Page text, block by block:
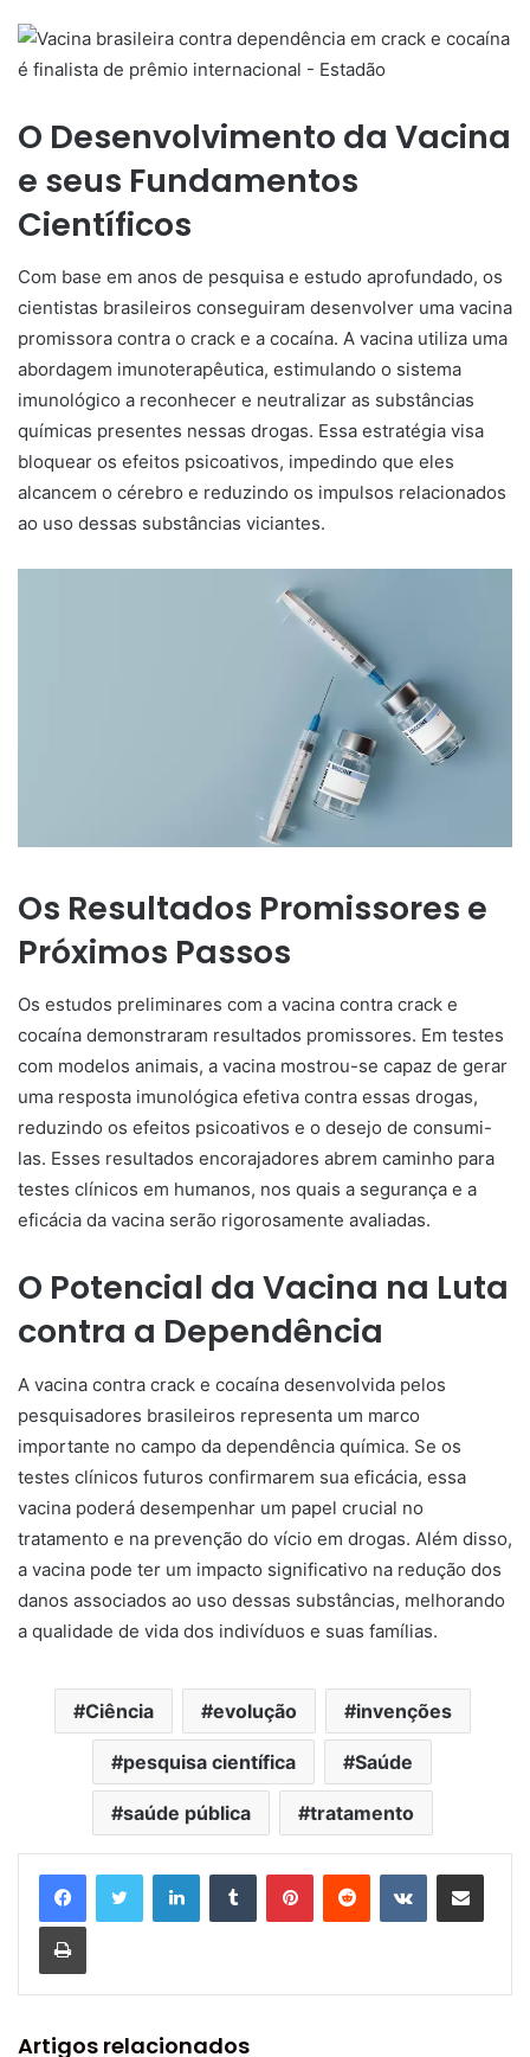
O Desenvolvimento da Vacina
e seus Fundamentos
Científicos
Com base em anos de pesquisa e estudo aprofundado, os
cientistas brasileiros conseguiram desenvolver uma vacina
promissora contra o crack e a cocaína. A vacina utiliza uma
abordagem imunoterapêutica, estimulando o sistema
imunológico a reconhecer e neutralizar as substâncias
químicas presentes nessas drogas. Essa estratégia visa
bloquear os efeitos psicoativos, impedindo que eles
alcancem o cérebro e reduzindo os impulsos relacionados
ao uso dessas substâncias viciantes.
Os Resultados Promissores e
Próximos Passos
Os estudos preliminares com a vacina contra crack e
cocaína demonstraram resultados promissores. Em testes
com modelos animais, a vacina mostrou-se capaz de gerar
uma resposta imunológica efetiva contra essas drogas,
reduzindo os efeitos psicoativos e o desejo de consumi-
las. Esses resultados encorajadores abrem caminho para
testes clínicos em humanos, nos quais a segurança e a
eficácia da vacina serão rigorosamente avaliadas.
O Potencial da Vacina na Luta
contra a Dependência
A vacina contra crack e cocaína desenvolvida pelos
pesquisadores brasileiros representa um marco
importante no campo da dependência química. Se os
testes clínicos futuros confirmarem sua eficácia, essa
vacina poderá desempenhar um papel crucial no
tratamento e na prevenção do vício em drogas. Além disso,
a vacina pode ter um impacto significativo na redução dos
danos associados ao uso dessas substâncias, melhorando
a qualidade de vida dos indivíduos e suas famílias.
Ciência evolução invenções
pesquisa científica Saúde
saúde pública tratamento
Artigos relacionados